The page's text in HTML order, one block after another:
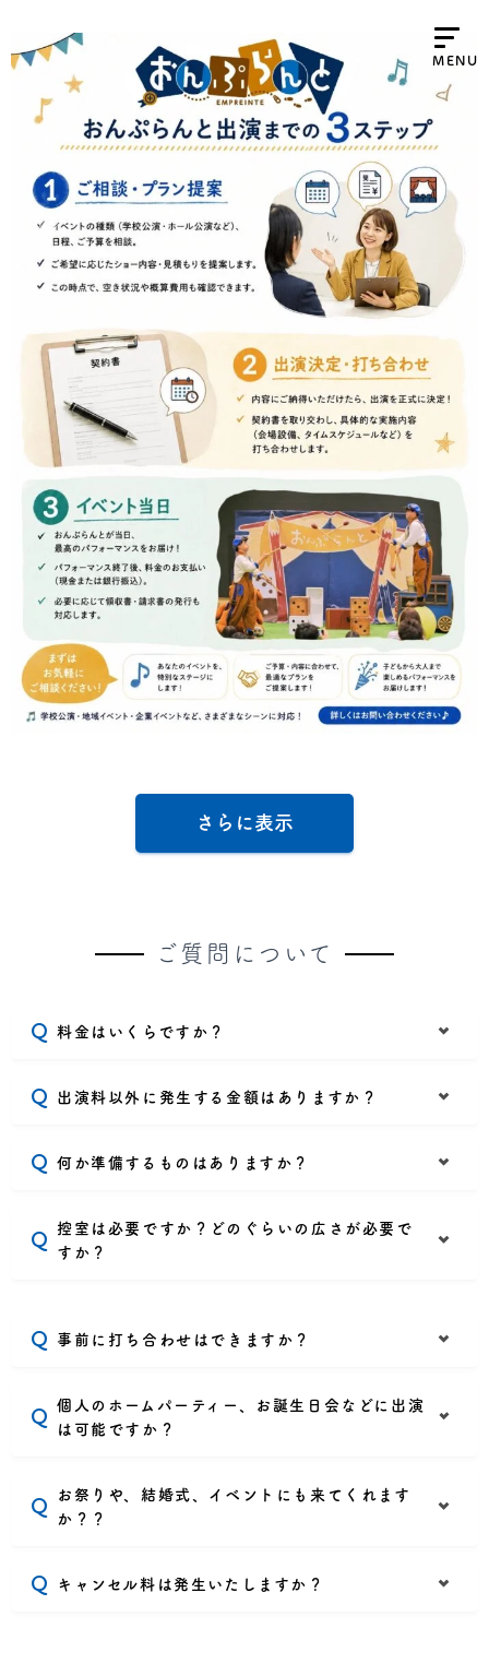
さらに表示
ご質問について
料金はいくらですか？
出演料以外に発生する金額はありますか？
何か準備するものはありますか？
控室は必要ですか？どのぐらいの広さが必要で
すか？
事前に打ち合わせはできますか？
個人のホームパーティー、お誕生日会などに出演
は可能ですか？
お祭りや、結婚式、イベントにも来てくれます
か？？
キャンセル料は発生いたしますか？